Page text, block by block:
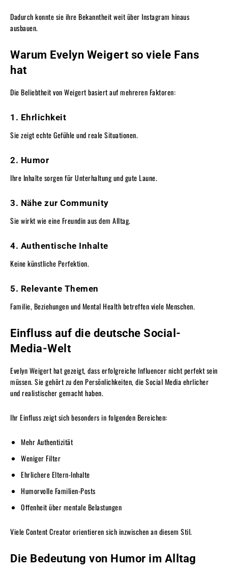
Dadurch konnte sie ihre Bekanntheit weit über Instagram hinaus
ausbauen.
Warum Evelyn Weigert so viele Fans
hat
Die Beliebtheit von Weigert basiert auf mehreren Faktoren:
1. Ehrlichkeit
Sie zeigt echte Gefühle und reale Situationen.
2. Humor
Ihre Inhalte sorgen für Unterhaltung und gute Laune.
3. Nähe zur Community
Sie wirkt wie eine Freundin aus dem Alltag.
4. Authentische Inhalte
Keine künstliche Perfektion.
5. Relevante Themen
Familie, Beziehungen und Mental Health betreffen viele Menschen.
Einfluss auf die deutsche Social-
Media-Welt
Evelyn Weigert hat gezeigt, dass erfolgreiche Influencer nicht perfekt sein
müssen. Sie gehört zu den Persönlichkeiten, die Social Media ehrlicher
und realistischer gemacht haben.
Ihr Einfluss zeigt sich besonders in folgenden Bereichen:
Mehr Authentizität
Weniger Filter
Ehrlichere Eltern-Inhalte
Humorvolle Familien-Posts
Offenheit über mentale Belastungen
Viele Content Creator orientieren sich inzwischen an diesem Stil.
Die Bedeutung von Humor im Alltag